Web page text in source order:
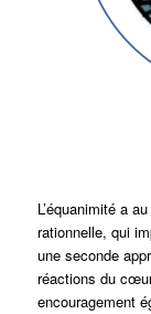
L’équanimité a
rationnelle, qui
une seconde
réactions du
encouragement